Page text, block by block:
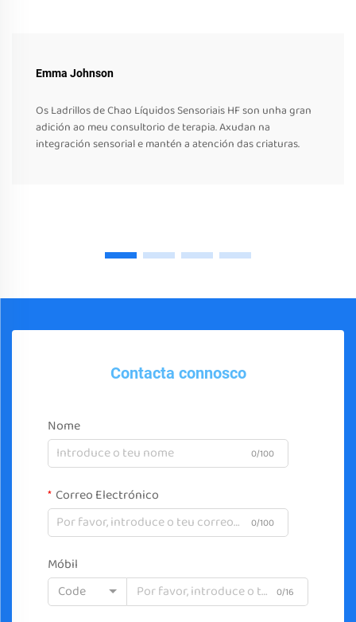
Emma Johnson
Os Ladrillos de Chao Líquidos Sensoriais HF son unha gran
adición ao meu consultorio de terapia. Axudan na
integración sensorial e mantén a atención das criaturas.
Contacta connosco
Nome
0/100
Correo Electrónico
0/100
Móbil
Code
0/16